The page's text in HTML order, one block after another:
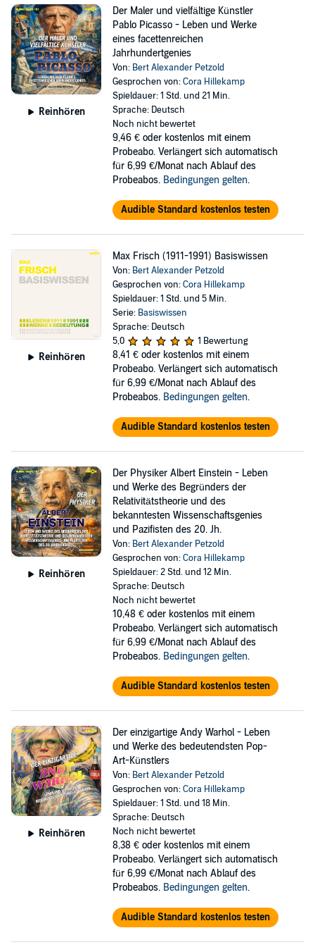
Reinhören
Der Maler und vielfältige Künstler
Pablo Picasso - Leben und Werke
eines facettenreichen
Jahrhundertgenies
Von: Bert Alexander Petzold
Gesprochen von:Cora Hillekamp
Spieldauer: 1 Std. und 21 Min.
Sprache: Deutsch
Noch nicht bewertet
9,46 € oder kostenlos mit einem
Probeabo. Verlängert sich automatisch
für 6,99 €/Monat nach Ablauf des
Probeabos. Bedingungen gelten.
Audible Standard kostenlos testen
Reinhören
Max Frisch (1911-1991) Basiswissen
Von: Bert Alexander Petzold
Gesprochen von:Cora Hillekamp
Spieldauer: 1 Std. und 5 Min.
Serie: Basiswissen
Sprache: Deutsch
5,0
1 Bewertung
8,41 € oder kostenlos mit einem
Probeabo. Verlängert sich automatisch
für 6,99 €/Monat nach Ablauf des
Probeabos. Bedingungen gelten.
Audible Standard kostenlos testen
Reinhören
Der Physiker Albert Einstein - Leben
und Werke des Begründers der
Relativitätstheorie und des
bekanntesten Wissenschaftsgenies
und Pazifisten des 20. Jh.
Von: Bert Alexander Petzold
Gesprochen von:Cora Hillekamp
Spieldauer: 2 Std. und 12 Min.
Sprache: Deutsch
Noch nicht bewertet
10,48 € oder kostenlos mit einem
Probeabo. Verlängert sich automatisch
für 6,99 €/Monat nach Ablauf des
Probeabos. Bedingungen gelten.
Audible Standard kostenlos testen
Reinhören
Der einzigartige Andy Warhol - Leben
und Werke des bedeutendsten Pop-
Art-Künstlers
Von: Bert Alexander Petzold
Gesprochen von:Cora Hillekamp
Spieldauer: 1 Std. und 18 Min.
Sprache: Deutsch
Noch nicht bewertet
8,38 € oder kostenlos mit einem
Probeabo. Verlängert sich automatisch
für 6,99 €/Monat nach Ablauf des
Probeabos. Bedingungen gelten.
Audible Standard kostenlos testen